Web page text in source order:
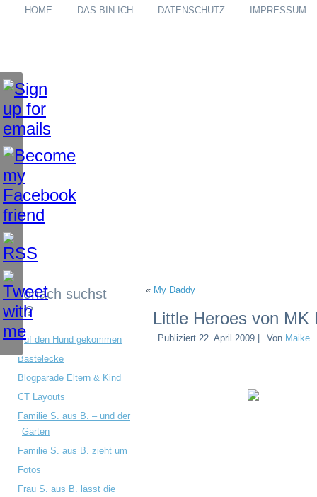
HOME DAS BIN ICH DATENSCHUTZ IMPRESSUM
Wonach suchst
du?
Auf den Hund gekommen
Bastelecke
Blogparade Eltern & Kind
CT Layouts
Familie S. aus B. – und der
Garten
Familie S. aus B. zieht um
Fotos
Frau S. aus B. lässt die
« My Daddy
Little Heroes von MK
Publiziert 22. April 2009 Von Maike